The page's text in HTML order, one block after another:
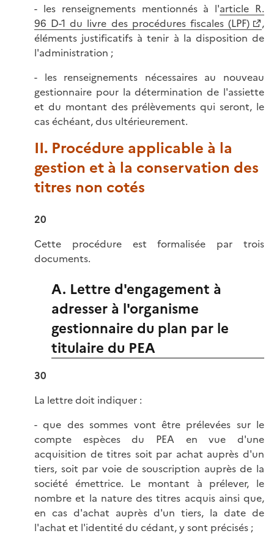
- les renseignements mentionnés à l'article R.
96 D-1 du livre des procédures fiscales (LPF)
,
éléments justificatifs à tenir à la disposition de
l'administration ;
- les renseignements nécessaires au nouveau
gestionnaire pour la détermination de l'assiette
et du montant des prélèvements qui seront, le
cas échéant, dus ultérieurement.
II. Procédure applicable à la
gestion et à la conservation des
titres non cotés
20
Cette procédure est formalisée par trois
documents.
A. Lettre d'engagement à
adresser à l'organisme
gestionnaire du plan par le
titulaire du PEA
30
La lettre doit indiquer :
- que des sommes vont être prélevées sur le
compte espèces du PEA en vue d'une
acquisition de titres soit par achat auprès d'un
tiers, soit par voie de souscription auprès de la
société émettrice. Le montant à prélever, le
nombre et la nature des titres acquis ainsi que,
en cas d'achat auprès d'un tiers, la date de
l'achat et l'identité du cédant, y sont précisés ;